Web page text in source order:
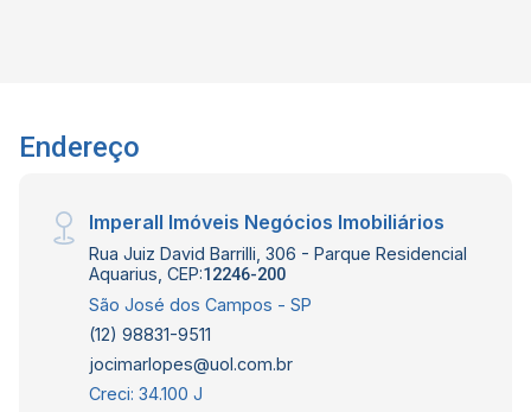
Endereço
Imperall Imóveis Negócios Imobiliários
Rua Juiz David Barrilli, 306 - Parque Residencial
Aquarius, CEP:12246-200
São José dos Campos - SP
(12) 98831-9511
jocimarlopes@uol.com.br
Creci: 34.100 J